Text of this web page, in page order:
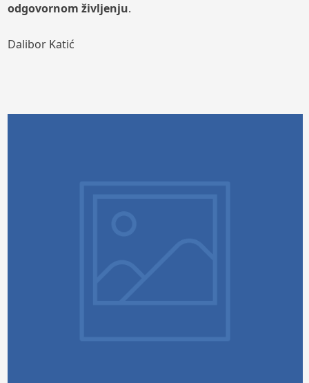
odgovornom življenju.
Dalibor Katić